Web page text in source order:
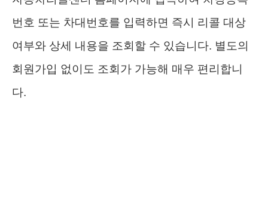
번호 또는 차대번호를 입력하면 즉시 리콜 대상
여부와 상세 내용을 조회할 수 있습니다. 별도의
회원가입 없이도 조회가 가능해 매우 편리합니
다.